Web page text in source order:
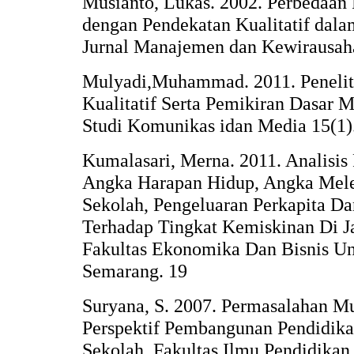
dengan Pendekatan Kualitatif
Jurnal Manajemen dan
Mulyadi,Muhammad. 2011.
Kualitatif Serta Pemikiran Dasar
Studi Komunikas idan Media
Kumalasari, Merna. 2011.
Angka Harapan Hidup, Angka
Sekolah, Pengeluaran Perkapita
Terhadap Tingkat Kemiskinan Di
Fakultas Ekonomika Dan Bisnis
Semarang. 19
Suryana, S. 2007. Permasalahan
Perspektif Pembangunan